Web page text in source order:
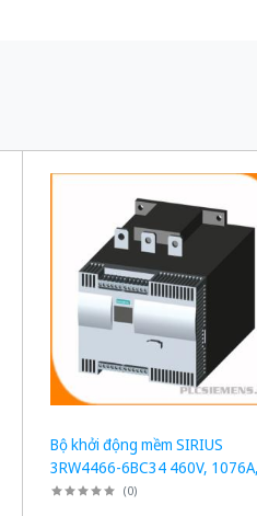
Bộ khởi động mềm SIRIUS
3RW4466-6BC34 460V, 1076A,
950HP - Nâng cấp 3RW5558-
(0)